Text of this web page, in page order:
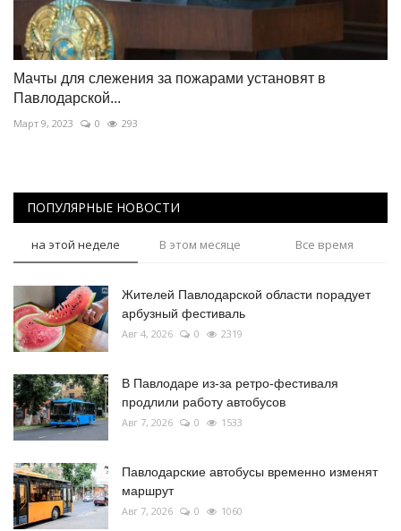
Мачты для слежения за пожарами установят в
Павлодарской...
Март 9, 2023 0 293
ПОПУЛЯРНЫЕ НОВОСТИ
на этой неделе В этом месяце Все время
Жителей Павлодарской области порадует
арбузный фестиваль
Авг 4, 2026 0 2319
В Павлодаре из-за ретро-фестиваля
продлили работу автобусов
Авг 7, 2026 0 1533
Павлодарские автобусы временно изменят
маршрут
Авг 7, 2026 0 1060